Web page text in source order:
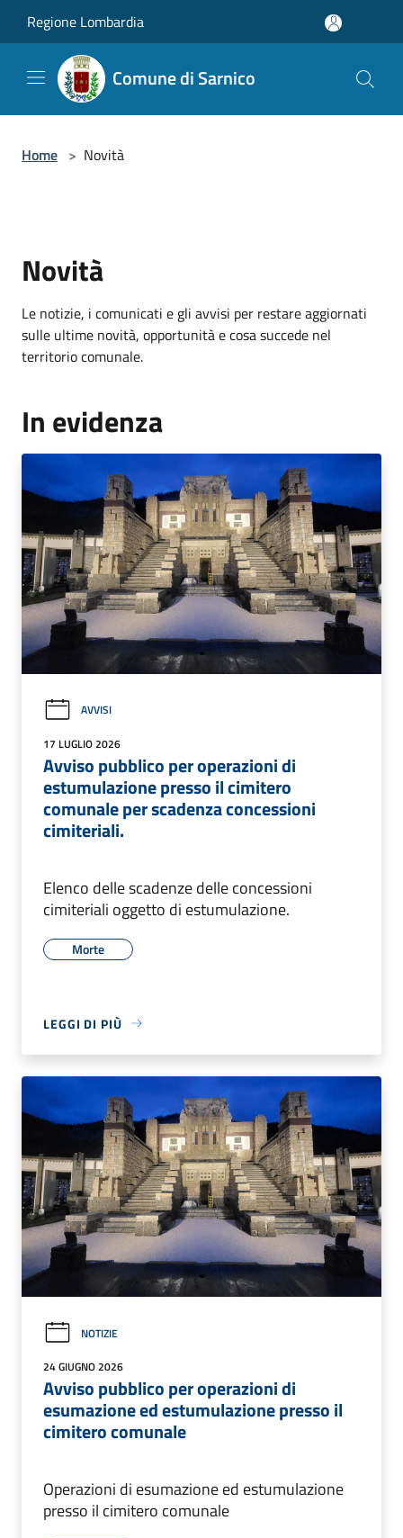
Regione Lombardia
Comune di Sarnico
Home > Novità
Novità
Le notizie, i comunicati e gli avvisi per restare aggiornati
sulle ultime novità, opportunità e cosa succede nel
territorio comunale.
In evidenza
AVVISI
17 LUGLIO 2026
Avviso pubblico per operazioni di
estumulazione presso il cimitero
comunale per scadenza concessioni
cimiteriali.
Elenco delle scadenze delle concessioni
cimiteriali oggetto di estumulazione.
Morte
LEGGI DI PIÙ
NOTIZIE
24 GIUGNO 2026
Avviso pubblico per operazioni di
esumazione ed estumulazione presso il
cimitero comunale
Operazioni di esumazione ed estumulazione
presso il cimitero comunale